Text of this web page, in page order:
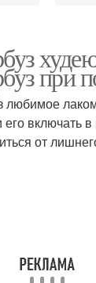
при
любимое
включать
от